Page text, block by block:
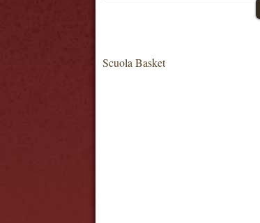
Scuola Basket